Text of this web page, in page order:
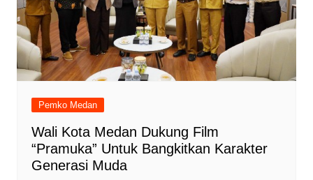
Pemko Medan
Wali Kota Medan Dukung Film
“Pramuka” Untuk Bangkitkan Karakter
Generasi Muda